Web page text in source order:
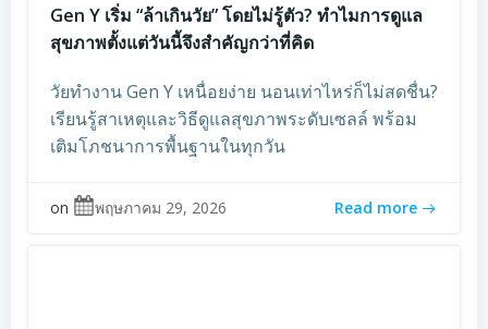
Gen Y เริ่ม “ล้าเกินวัย” โดยไม่รู้ตัว? ทำไมการดูแล
สุขภาพตั้งแต่วันนี้จึงสำคัญกว่าที่คิด
วัยทำงาน Gen Y เหนื่อยง่าย นอนเท่าไหร่ก็ไม่สดชื่น?
เรียนรู้สาเหตุและวิธีดูแลสุขภาพระดับเซลล์ พร้อม
เติมโภชนาการพื้นฐานในทุกวัน
on พฤษภาคม 29, 2026 Read more